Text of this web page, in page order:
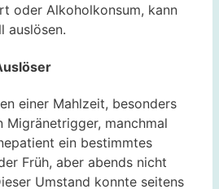
oder Alkoholkonsum, kann
auslösen.
einer Mahlzeit, besonders
Migränetrigger, manchmal
ein bestimmtes
Früh, aber abends nicht
Umstand konnte seitens